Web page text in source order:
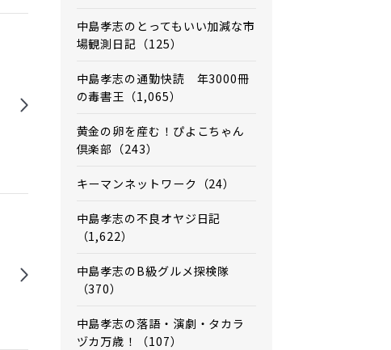
中島孝志のとってもいい加減な市
場観測日記（125）
中島孝志の通勤快読 年3000冊
の毒書王（1,065）
黄金の卵を産む！ぴよこちゃん
倶楽部（243）
キーマンネットワーク（24）
中島孝志の不良オヤジ日記
（1,622）
中島孝志のB級グルメ探検隊
（370）
中島孝志の落語・演劇・タカラ
ヅカ万歳！（107）